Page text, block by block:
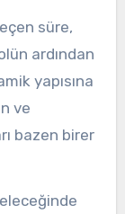
süre,
ardından
yapısına
ve
bazen birer